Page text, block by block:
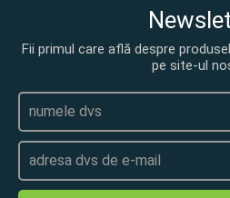
Fii primul care află despre
pe site-ul